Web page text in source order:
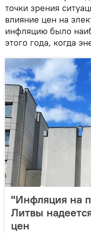
точки зрения
влияние цен на
инфляцию было
этого года, когда
"Инфляция на
Литвы
цен